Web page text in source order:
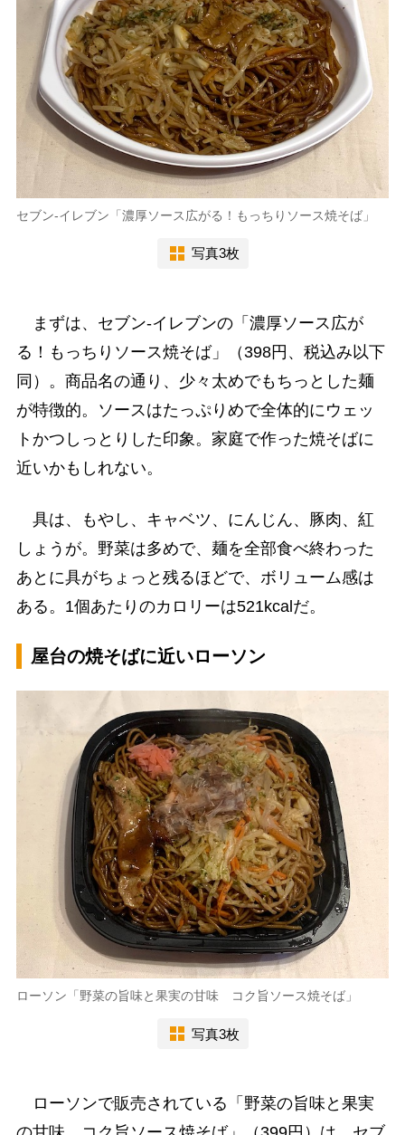
セブン-イレブン「濃厚ソース広がる！もっちりソース焼そば」
写真3枚
まずは、セブン-イレブンの「濃厚ソース広が
る！もっちりソース焼そば」（398円、税込み以下
同）。商品名の通り、少々太めでもちっとした麺
が特徴的。ソースはたっぷりめで全体的にウェッ
トかつしっとりした印象。家庭で作った焼そばに
近いかもしれない。
具は、もやし、キャベツ、にんじん、豚肉、紅
しょうが。野菜は多めで、麺を全部食べ終わった
あとに具がちょっと残るほどで、ボリューム感は
ある。1個あたりのカロリーは521kcalだ。
屋台の焼そばに近いローソン
ローソン「野菜の旨味と果実の甘味 コク旨ソース焼そば」
写真3枚
ローソンで販売されている「野菜の旨味と果実